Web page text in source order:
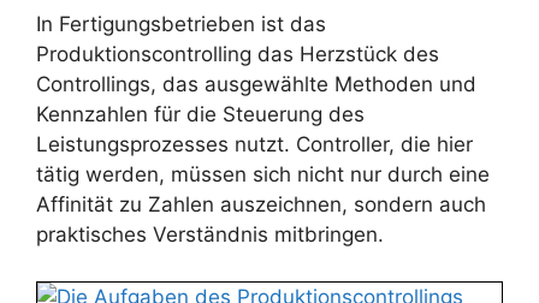
In Fertigungsbetrieben ist das
Produktionscontrolling das Herzstück des
Controllings, das ausgewählte Methoden und
Kennzahlen für die Steuerung des
Leistungsprozesses nutzt. Controller, die hier
tätig werden, müssen sich nicht nur durch eine
Affinität zu Zahlen auszeichnen, sondern auch
praktisches Verständnis mitbringen.